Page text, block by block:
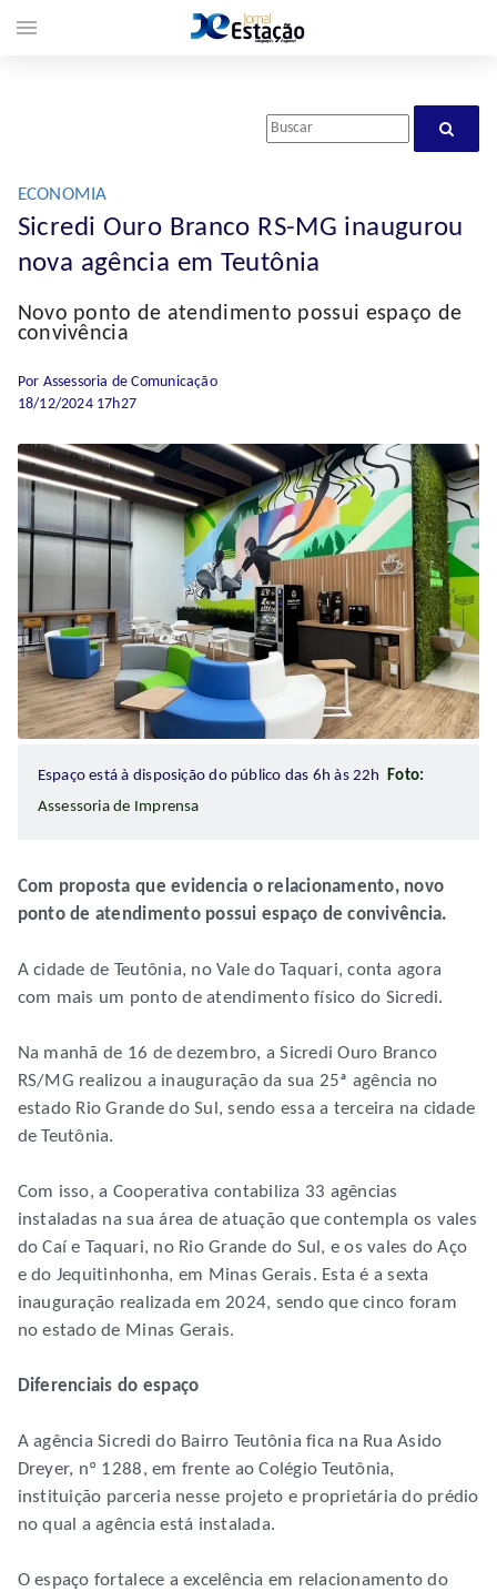
ECONOMIA
Sicredi Ouro Branco RS-MG inaugurou
nova agência em Teutônia
Novo ponto de atendimento possui espaço de
convivência
Por Assessoria de Comunicação
18/12/2024 17h27
Espaço está à disposição do público das 6h às 22hFoto:
Assessoria de Imprensa
Com proposta que evidencia o relacionamento, novo
ponto de atendimento possui espaço de convivência.
A cidade de Teutônia, no Vale do Taquari, conta agora
com mais um ponto de atendimento físico do Sicredi.
Na manhã de 16 de dezembro, a Sicredi Ouro Branco
RS/MG realizou a inauguração da sua 25ª agência no
estado Rio Grande do Sul, sendo essa a terceira na cidade
de Teutônia.
Com isso, a Cooperativa contabiliza 33 agências
instaladas na sua área de atuação que contempla os vales
do Caí e Taquari, no Rio Grande do Sul, e os vales do Aço
e do Jequitinhonha, em Minas Gerais. Esta é a sexta
inauguração realizada em 2024, sendo que cinco foram
no estado de Minas Gerais.
Diferenciais do espaço
A agência Sicredi do Bairro Teutônia fica na Rua Asido
Dreyer, nº 1288, em frente ao Colégio Teutônia,
instituição parceria nesse projeto e proprietária do prédio
no qual a agência está instalada.
O espaço fortalece a excelência em relacionamento do
menu